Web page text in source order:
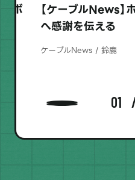
ボ
【ケーブルNews
へ感謝を伝える
ケーブルNews / 鈴鹿
01